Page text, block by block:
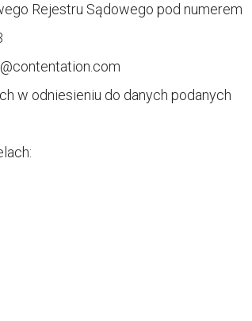
Rejestru Sądowego pod numerem
w odniesieniu do danych podanych